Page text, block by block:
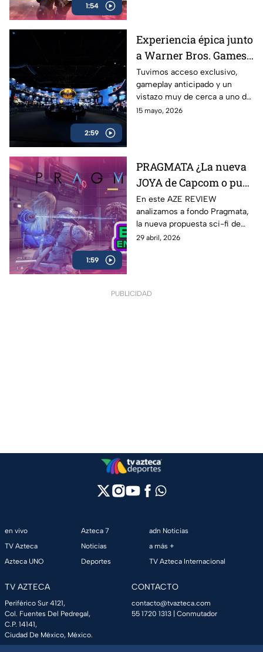
1:54
2:59
Experiencia épica junto
a Warner Bros. Games
antes del estreno de
LEGO Batman: El
Legado del Caballero de
la Noche
Tuvimos acceso exclusivo,
gameplay anticipado y un
vistazo muy de cerca a uno de
los lanzamientos más
15 mayo, 2026
1:59
PRAGMATA ¿La nueva
JOYA de Capcom o pura
expectativa? | AZE
Review
En este AZE REVIEW
analizamos a fondo Pragmata,
la nueva propuesta sci-fi de
Capcom que ha generado
29 abril, 2026
PUBLICIDAD
en vivo
TV Azteca
Azteca UNO
Azteca 7
Noticias
Deportes
adn Noticias
a más +
TV Azteca Internacional
TV AZTECA
Periférico Sur 4121,
Col. Fuentes Del Pedregal,
C.P. 14141,
Ciudad De México, México.
CONTACTO
contacto@tvazteca.com
55 1720 1313 | Conmutador